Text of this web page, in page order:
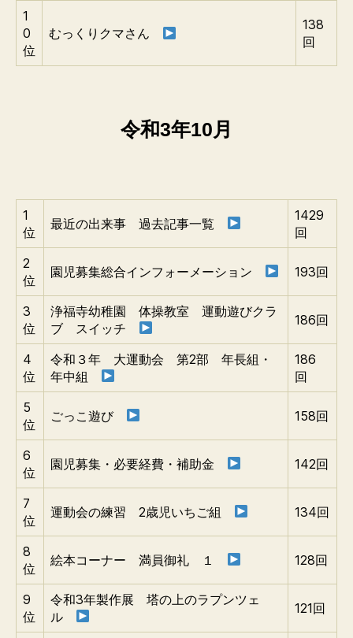
1
0
位
むっくりクマさん
138
回
令和3年10月
1
位
最近の出来事 過去記事一覧
1429
回
2
位
園児募集総合インフォーメーション 193回
3
位
浄福寺幼稚園 体操教室 運動遊びクラ
ブ スイッチ
186回
4
位
令和３年 大運動会 第2部 年長組・
年中組
186
回
5
位
ごっこ遊び 158回
6
位
園児募集・必要経費・補助金 142回
7
位
運動会の練習 2歳児いちご組 134回
8
位
絵本コーナー 満員御礼 １ 128回
9
位
令和3年製作展 塔の上のラプンツェ
ル
121回